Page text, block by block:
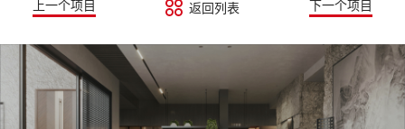
上一个项目 返回列表 下一个项目